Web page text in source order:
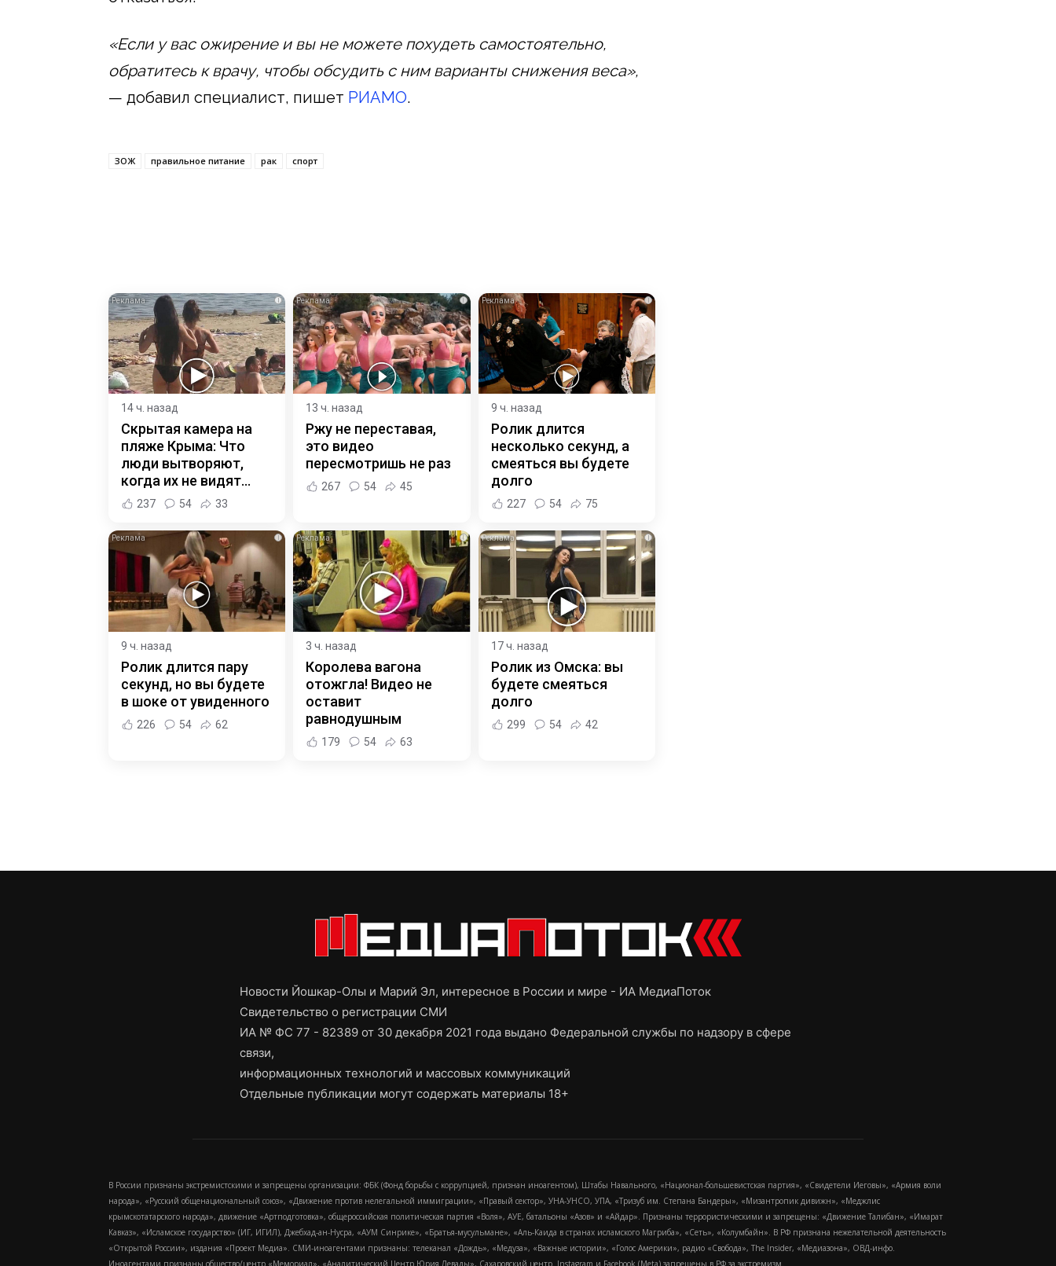
«Если у вас ожирение и вы не можете похудеть самостоятельно,
обратитесь к врачу, чтобы обсудить с ним варианты снижения веса»,
— добавил специалист, пишет РИАМО.
ЗОЖ правильное питание рак спорт
i
14 ч. назад
Скрытая камера на
пляже Крыма: Что
люди вытворяют,
когда их не видят...
237 54 33
i
13 ч. назад
Ржу не переставая,
это видео
пересмотришь не раз
267 54 45
i
9 ч. назад
Ролик длится
несколько секунд, а
смеяться вы будете
долго
227 54 75
i
9 ч. назад
Ролик длится пару
секунд, но вы будете
в шоке от увиденного
226 54 62
i
3 ч. назад
Королева вагона
отожгла! Видео не
оставит
равнодушным
179 54 63
i
17 ч. назад
Ролик из Омска: вы
будете смеяться
долго
299 54 42
Новости Йошкар-Олы и Марий Эл, интересное в России и мире - ИА МедиаПоток
Свидетельство о регистрации СМИ
ИА № ФС 77 - 82389 от 30 декабря 2021 года выдано Федеральной службы по надзору в сфере
связи,
информационных технологий и массовых коммуникаций
Отдельные публикации могут содержать материалы 18+
В России признаны экстремистскими и запрещены организации: ФБК (Фонд борьбы с коррупцией, признан иноагентом), Штабы Навального, «Национал-большевистская партия», «Свидетели Иеговы», «Армия воли
народа», «Русский общенациональный союз», «Движение против нелегальной иммиграции», «Правый сектор», УНА-УНСО, УПА, «Тризуб им. Степана Бандеры», «Мизантропик дивижн», «Меджлис
крымскотатарского народа», движение «Артподготовка», общероссийская политическая партия «Воля», АУЕ, батальоны «Азов» и «Айдар». Признаны террористическими и запрещены: «Движение Талибан», «Имарат
Кавказ», «Исламское государство» (ИГ, ИГИЛ), Джебхад-ан-Нусра, «АУМ Синрике», «Братья-мусульмане», «Аль-Каида в странах исламского Магриба», «Сеть», «Колумбайн». В РФ признана нежелательной деятельность
«Открытой России», издания «Проект Медиа». СМИ-иноагентами признаны: телеканал «Дождь», «Медуза», «Важные истории», «Голос Америки», радио «Свобода», The Insider, «Медиазона», ОВД-инфо.
Иноагентами признаны общество/центр «Мемориал», «Аналитический Центр Юрия Левады», Сахаровский центр. Instagram и Facebook (Metа) запрещены в РФ за экстремизм.